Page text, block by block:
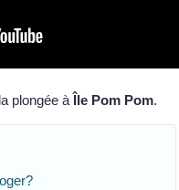
plongée à Île Pom Pom.